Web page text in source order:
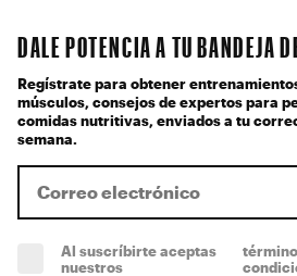
DALE POTENCIA A TU BANDEJA
Regístrate para obtener
músculos, consejos de expertos para
comidas nutritivas, enviados a tu
semana.
Al suscríbirte aceptas
nuestros